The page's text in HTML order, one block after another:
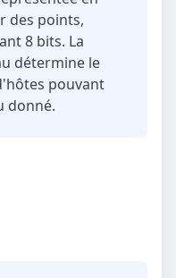
des points,
8 bits. La
détermine le
pouvant
donné.